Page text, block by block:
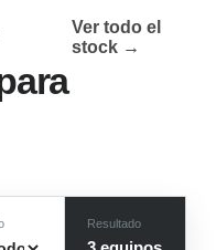
Ver todo el
stock →
Resultado